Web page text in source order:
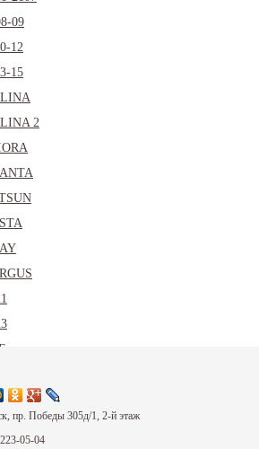
09
12
15
2
пр. Победы 305д/1, 2-й этаж
05-04